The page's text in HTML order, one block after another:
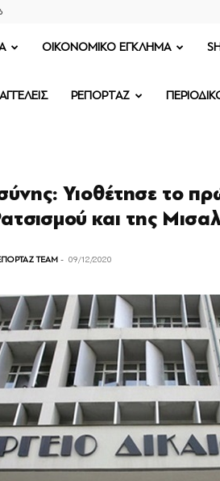
OIKONOMIKO ΕΓΚΛΗΜΑ
ΡΕΠΟΡΤΑΖ
Υιοθέτησε το
και της
TEAM - 09/12/2020